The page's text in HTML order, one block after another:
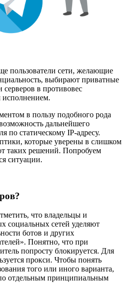
пользователи сети, желающие
выбирают приватные
в противовес
исполнением.
в пользу подобного рода
дальнейшего
по статическому IP-адресу.
которые уверены в слишком
таких решений. Попробуем
ситуации.
что владельцы и
социальных сетей уделяют
ботов и других
Понятно, что при
попросту блокируется. Для
прокси. Чтобы понять
того или иного варианта,
отдельным принципиальным